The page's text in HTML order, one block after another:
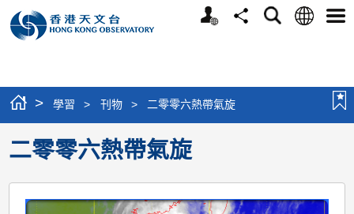
個
分
搜
語
選
> 學習 > 刊物 > 二零零六熱帶氣旋
二零零六熱帶氣旋